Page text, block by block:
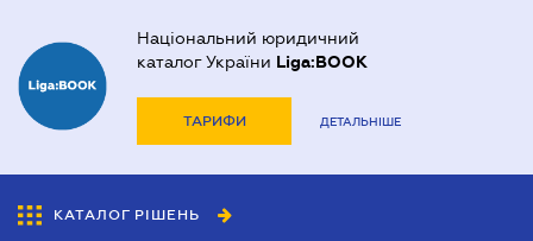
Національний юридичний
каталог України Liga:BOOK
ТАРИФИ ДЕТАЛЬНІШЕ
КАТАЛОГ РІШЕНЬ